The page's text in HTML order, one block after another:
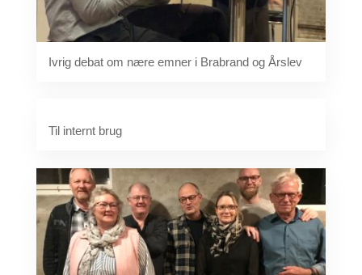
Ivrig debat om nære emner i Brabrand og Årslev
Til internt brug